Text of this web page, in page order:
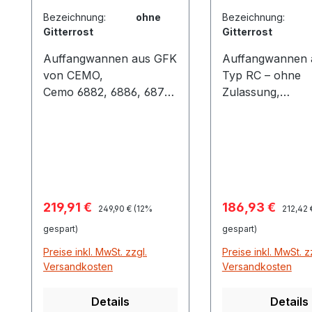
Bezeichnung: ohne
Gitterrost
Auffangwannen aus GFK
von CEMO,
Cemo 6882, 6886, 6875
227 des DIBt-Berlin für
die vorschriftsmäßige
wassergefährdenden
Stoffen. Extrem
Leistungs-Verhältnis
Verkaufspreis:
219,91 € Regulärer Preis:
249,90 € (12%
gespart)
Preise inkl. MwSt. zzgl.
Versandkosten
Details
Zulassung
Bezeichnung:
Gitterrost
Auffangwannen
Typ RC – ohne
Zulassung,
Zulassung, für
Lagerung von
Stoffen oder
keine Zulassung
günstiges Preis-
Verkaufspreis:
186,93 € 212,42
gespart)
Preise inkl. MwSt.
Versandkosten
Details